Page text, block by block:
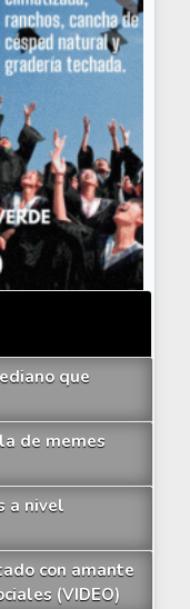
que
de memes
a nivel
con amante
(VIDEO)